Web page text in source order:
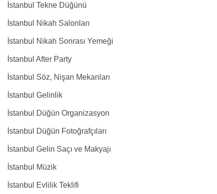
İstanbul Tekne Düğünü
İstanbul Nikah Salonları
İstanbul Nikah Sonrası Yemeği
İstanbul After Party
İstanbul Söz, Nişan Mekanları
İstanbul Gelinlik
İstanbul Düğün Organizasyon
İstanbul Düğün Fotoğrafçıları
İstanbul Gelin Saçı ve Makyajı
İstanbul Müzik
İstanbul Evlilik Teklifi